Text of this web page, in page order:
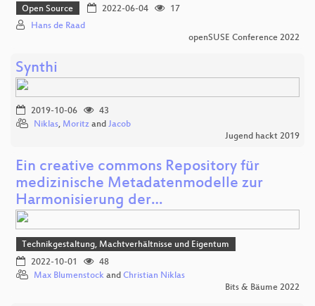
Open Source 2022-06-04
17
Hans de Raad
openSUSE Conference 2022
Synthi
2019-10-06
43
Niklas, Moritz and Jacob
Jugend hackt 2019
Ein creative commons Repository für
medizinische Metadatenmodelle zur
Harmonisierung der…
Technikgestaltung, Machtverhältnisse und Eigentum
2022-10-01
48
Max Blumenstock and Christian Niklas
Bits & Bäume 2022